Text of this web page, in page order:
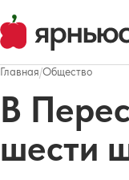
Главная/Общество
В
шести